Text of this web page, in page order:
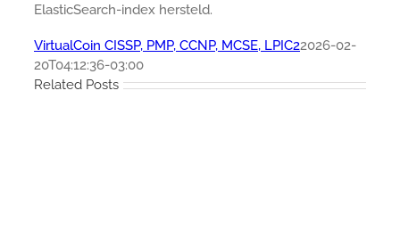
ElasticSearch-index hersteld.
VirtualCoin CISSP, PMP, CCNP, MCSE, LPIC22026-02-
20T04:12:36-03:00
Related Posts